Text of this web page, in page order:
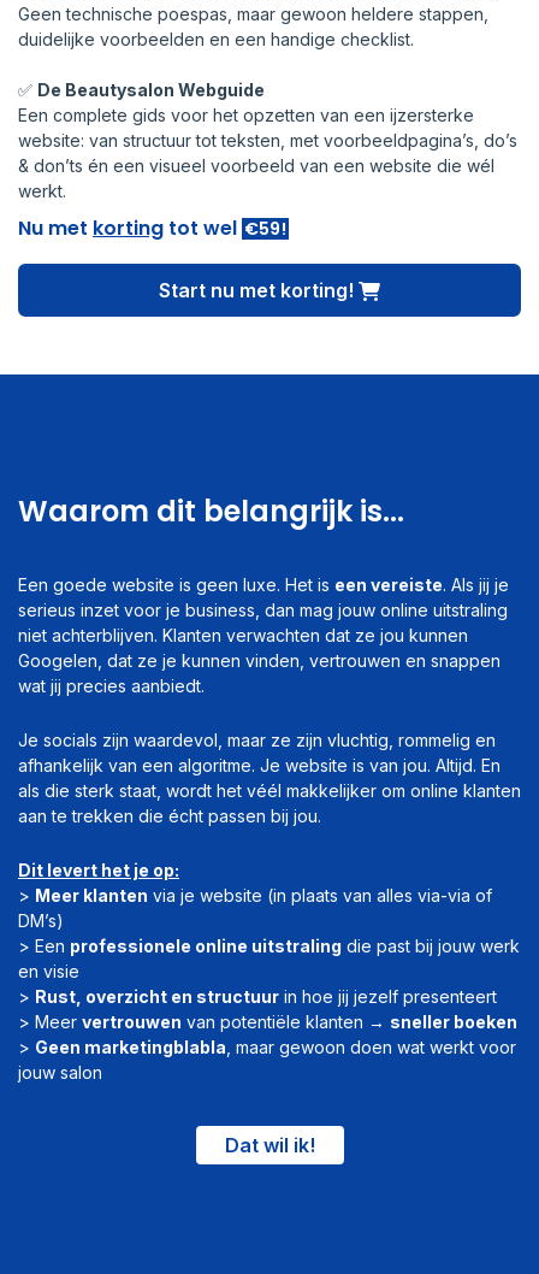
Geen technische poespas, maar gewoon heldere stappen,
duidelijke voorbeelden en een handige checklist.
✅ De Beautysalon Webguide
Een complete gids voor het opzetten van een ijzersterke
website: van structuur tot teksten, met voorbeeldpagina’s, do’s
& don’ts én een visueel voorbeeld van een website die wél
werkt.
Nu met korting tot wel €59!
Start nu met korting!
Waarom dit belangrijk is...
Een goede website is geen luxe. Het is een vereiste. Als jij je
serieus inzet voor je business, dan mag jouw online uitstraling
niet achterblijven. Klanten verwachten dat ze jou kunnen
Googelen, dat ze je kunnen vinden, vertrouwen en snappen
wat jij precies aanbiedt.
Je socials zijn waardevol, maar ze zijn vluchtig, rommelig en
afhankelijk van een algoritme. Je website is van jou. Altijd. En
als die sterk staat, wordt het véél makkelijker om online klanten
aan te trekken die écht passen bij jou.
Dit levert het je op:
> Meer klanten via je website (in plaats van alles via-via of
DM’s)
> Een professionele online uitstraling die past bij jouw werk
en visie
> Rust, overzicht en structuur in hoe jij jezelf presenteert
> Meer vertrouwen van potentiële klanten → sneller boeken
> Geen marketingblabla , maar gewoon doen wat werkt voor
jouw salon
Dat wil ik!